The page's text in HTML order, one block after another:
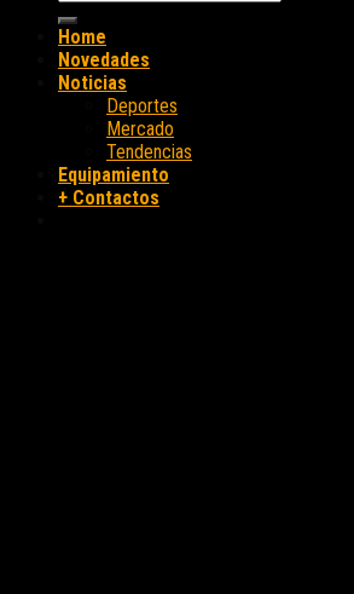
Home
Novedades
Noticias
Deportes
Mercado
Tendencias
Equipamiento
+ Contactos